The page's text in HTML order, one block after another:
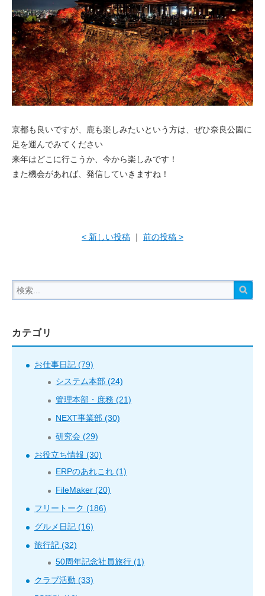
京都も良いですが、鹿も楽しみたいという方は、ぜひ奈良公園に
足を運んでみてください
来年はどこに行こうか、今から楽しみです！
また機会があれば、発信していきますね！
< 新しい投稿 ｜ 前の投稿 >
カテゴリ
お仕事日記 (79)
システム本部 (24)
管理本部・庶務 (21)
NEXT事業部 (30)
研究会 (29)
お役立ち情報 (30)
ERPのあれこれ (1)
FileMaker (20)
フリートーク (186)
グルメ日記 (16)
旅行記 (32)
50周年記念社員旅行 (1)
クラブ活動 (33)